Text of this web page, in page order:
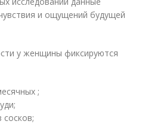
и ощущений будущей
у женщины фиксируются
;
сосков;